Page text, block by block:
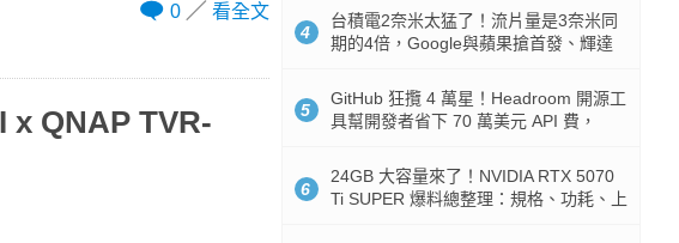
0
看全文
x QNAP TVR-
4
台積電2奈米太猛了！流片量是3奈米同
期的4倍，Google與蘋果搶首發、輝達
5
GitHub 狂攬 4 萬星！Headroom 開源工
具幫開發者省下 70 萬美元 API 費，
6
24GB 大容量來了！NVIDIA RTX 5070
Ti SUPER 爆料總整理：規格、功耗、上